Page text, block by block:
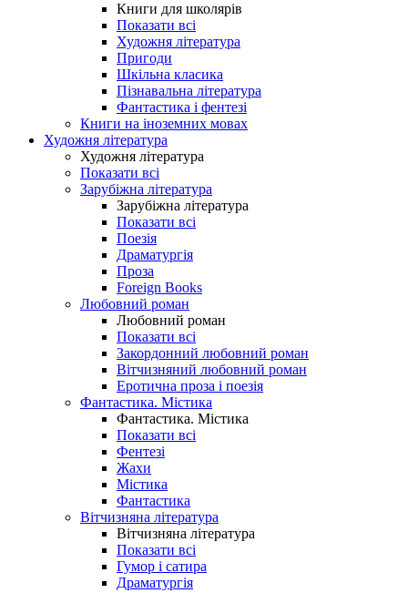
Книги для школярів
Показати всі
Художня література
Пригоди
Шкільна класика
Пізнавальна література
Фантастика і фентезі
Книги на іноземних мовах
Художня література
Художня література
Показати всі
Зарубіжна література
Зарубіжна література
Показати всі
Поезія
Драматургія
Проза
Foreign Books
Любовний роман
Любовний роман
Показати всі
Закордонний любовний роман
Вітчизняний любовний роман
Еротична проза і поезія
Фантастика. Містика
Фантастика. Містика
Показати всі
Фентезі
Жахи
Містика
Фантастика
Вітчизняна література
Вітчизняна література
Показати всі
Гумор і сатира
Драматургія